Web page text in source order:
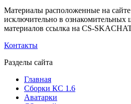
Материалы расположенные на
исключительно в ознакомительных
материалов ссылка на CS-
Контакты
Разделы сайта
Главная
Сборки КС 1.6
Аватарки